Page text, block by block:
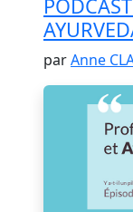
parAnne